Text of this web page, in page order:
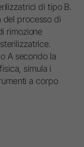
di tipo B.
del processo di
rimozione
A secondo la
simula i
a corpo